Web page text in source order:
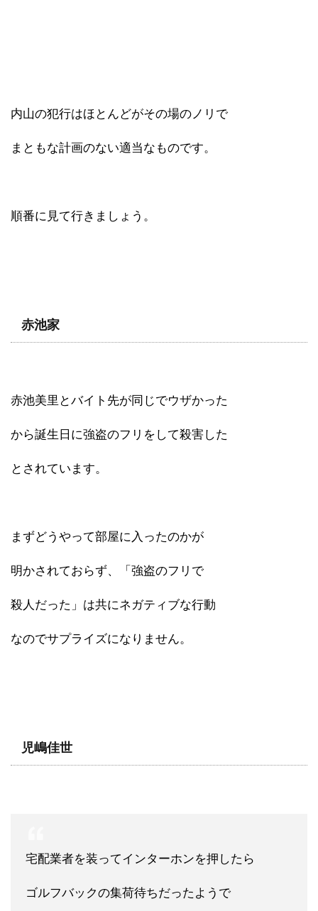
内山の犯行はほとんどがその場のノリで
まともな計画のない適当なものです。
順番に見て行きましょう。
赤池家
赤池美里とバイト先が同じでウザかった
から誕生日に強盗のフリをして殺害した
とされています。
まずどうやって部屋に入ったのかが
明かされておらず、「強盗のフリで
殺人だった」は共にネガティブな行動
なのでサプライズになりません。
児嶋佳世
宅配業者を装ってインターホンを押したら
ゴルフバックの集荷待ちだったようで